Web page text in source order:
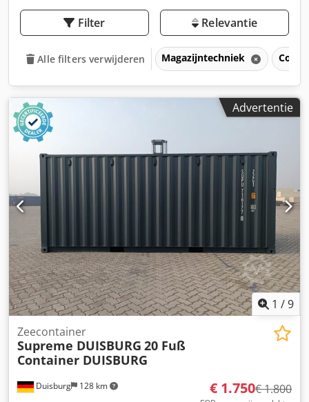
Filter Relevantie
Alle filters verwijderen Magazijntechniek
Advertentie
1 /9
Duisburg 128 km
Zeecontainer
Supreme DUISBURG 20 Fuß
Container DUISBURG
€ 1.750€ 1.800